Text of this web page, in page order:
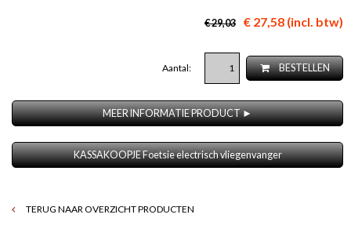
€ 29,03 € 27,58 (incl. btw)
Aantal: BESTELLEN
MEER INFORMATIE PRODUCT ►
KASSAKOOPJE Foetsie electrisch vliegenvanger
TERUG NAAR OVERZICHT PRODUCTEN